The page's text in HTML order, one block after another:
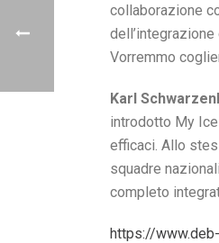
collaborazione
Vorremmo
Karl
introdotto My
efficaci. Allo
squadre
completo
https://